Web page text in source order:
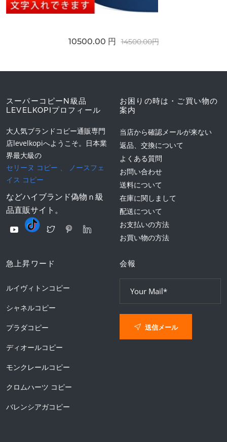
10500.00 円 14500.00円
スーパーコピーN級品
LEVELKOPIプロフィール
大人気ブランドコピー通販専門
店levelkopiへようこそ。日本業
界最大級の
セリーヌ コピー 、
ノースフェ
イス コピー
などハイブランド偽物ｎ級
品直販サイト。
お困りの時は・ご買い物の
案内
当店から確認メールが来ない
返品、交換について
よくある質問
お問い合わせ
送料について
在庫に関しまして
配送について
お支払いの方法
お買い物の方法
急上昇ワード
ルイヴィトンコピー
シャネルコピー
プラダコピー
ディオールコピー
モンクレールコピー
クロムハーツ コピー
バレンシアガコピー
会報
送信メール